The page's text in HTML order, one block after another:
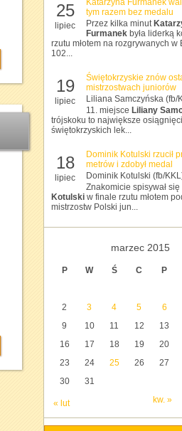
25
lipiec
Katarzyna Furmanek
tym razem bez medalu
Przez kilka minut
Furmanek była liderką
rzutu młotem na rozgrywanych w
102...
19
lipiec
Świętokrzyskie znów
mistrzostwach juniorów
Liliana Samczyńska (fb/
11. miejsce Liliany
trójskoku to największe
świętokrzyskich lek...
18
lipiec
Dominik Kotulski rzucił
metrów i zdobył medal
Dominik Kotulski (fb/
Znakomicie spisywał się
Kotulski w finale rzutu młotem
mistrzostw Polski jun...
marzec 2015
P W Ś C P
« lut kw. »
2
3 4 5 6
9
10 11 12 13
16
17 18 19 20
23
24 25 26 27
30
31